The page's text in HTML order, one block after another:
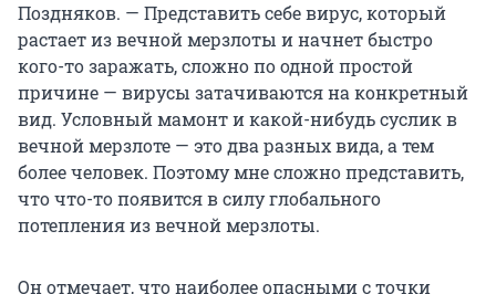
Поздняков. — Представить себе вирус, который
растает из вечной мерзлоты и начнет быстро
кого-то заражать, сложно по одной простой
причине — вирусы затачиваются на конкретный
вид. Условный мамонт и какой-нибудь суслик в
вечной мерзлоте — это два разных вида, а тем
более человек. Поэтому мне сложно представить,
что что-то появится в силу глобального
потепления из вечной мерзлоты.
Он отмечает, что наиболее опасными с точки